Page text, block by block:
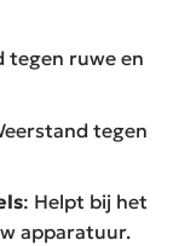
tegen ruwe en
tegen
: Helpt bij het
apparatuur.